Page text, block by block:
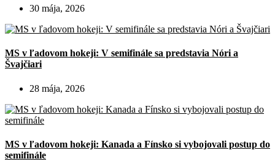
30 mája, 2026
MS v ľadovom hokeji: V semifinále sa predstavia Nóri a
Švajčiari
28 mája, 2026
MS v ľadovom hokeji: Kanada a Fínsko si vybojovali postup do
semifinále